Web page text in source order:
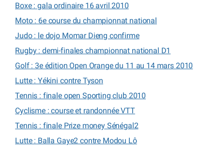
Boxe : gala ordinaire 16 avril 2010
Moto : 6e course du championnat national
Judo : le dojo Momar Dieng confirme
Rugby : demi-finales championnat national D1
Golf : 3e édition Open Orange du 11 au 14 mars 2010
Lutte : Yékini contre Tyson
Tennis : finale open Sporting club 2010
Cyclisme : course et randonnée VTT
Tennis : finale Prize money Sénégal2
Lutte : Balla Gaye2 contre Modou Lô